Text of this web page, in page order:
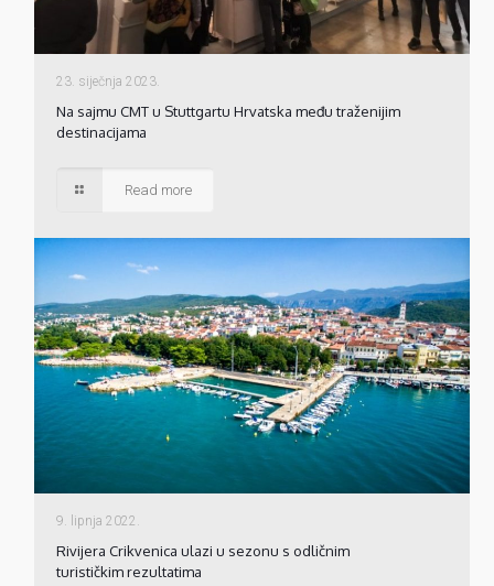
23. siječnja 2023.
Na sajmu CMT u Stuttgartu Hrvatska među traženijim
destinacijama
Read more
9. lipnja 2022.
Rivijera Crikvenica ulazi u sezonu s odličnim
turističkim rezultatima